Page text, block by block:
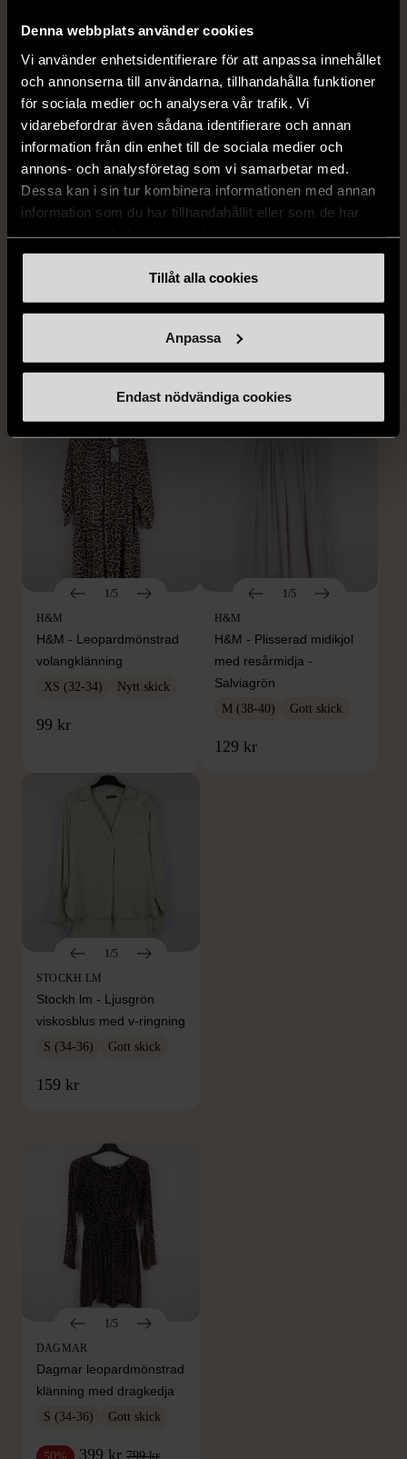
Denna webbplats använder cookies
Vi använder enhetsidentifierare för att anpassa innehållet
och annonserna till användarna, tillhandahålla funktioner
för sociala medier och analysera vår trafik. Vi
vidarebefordrar även sådana identifierare och annan
information från din enhet till de sociala medier och
annons- och analysföretag som vi samarbetar med.
Dessa kan i sin tur kombinera informationen med annan
information som du har tillhandahållit eller som de har
Tillåt alla cookies
Anpassa
Endast nödvändiga cookies
249 kr
SNÖ OF SWEDEN
Halsband med
RODEBJER
Rodebjer - Mönstrad topp
med knappdetalj
Mycket gott skick
1/5
H&M
H&M - Leopardmönstrad
volangklänning
XS (32-34) Nytt skick
99 kr
1/5
H&M
H&M - Plisserad midikjol
med resårmidja -
Salviagrön
M (38-40) Gott skick
129 kr
1/5
STOCKH LM
Stockh lm - Ljusgrön
viskosblus med v-ringning
S (34-36) Gott skick
159 kr
FRÅN SAMMA VARUMÄRKE
1/5
DAGMAR
Dagmar leopardmönstrad
klänning med dragkedja
S (34-36) Gott skick
399 kr 799 kr